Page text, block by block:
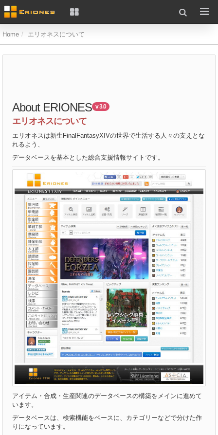
Home エリオネスについて
About ERIONES v 3.0
エリオネスについて
エリオネスは新生FinalFantasyXIVの世界で生活する人々の支えとな
れるよう、
データベースを基本とした総合支援情報サイトです。
アイテム・合成・生産関連のデータベースの構築をメインに進めて
います。
データベースは、検索機能をベースに、カテゴリーなどで分けた作
りになっています。